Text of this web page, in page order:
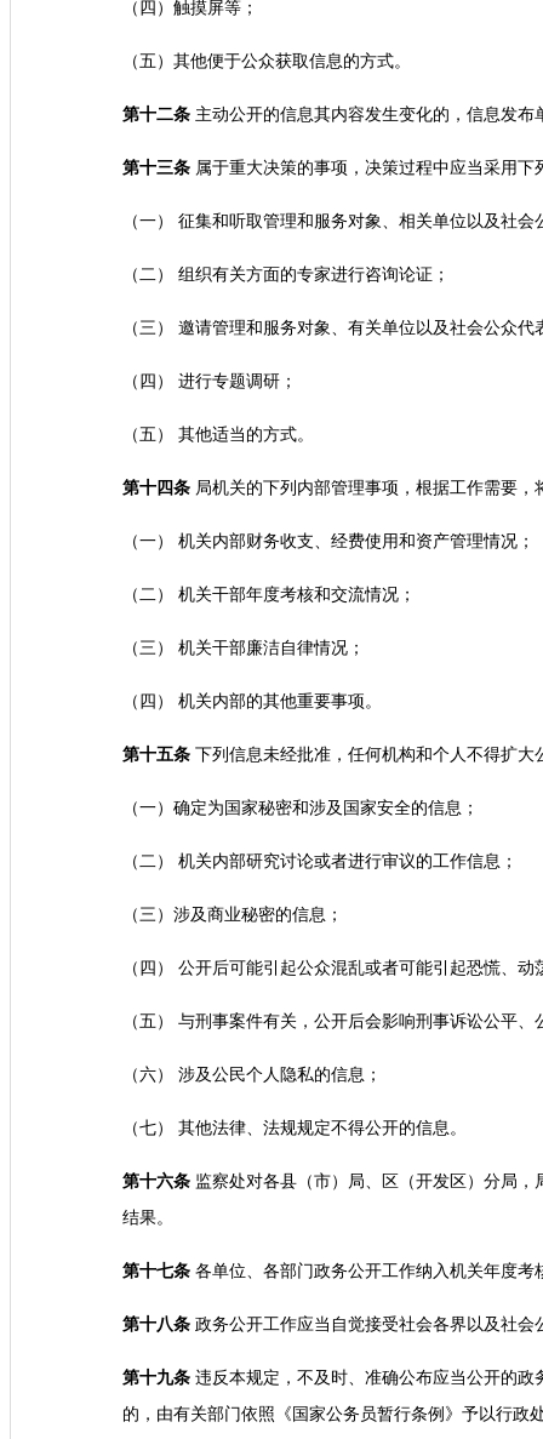
（四）触摸屏等；
（五）其他便于公众获取信息的方式。
第十二条 主动公开的信息其内容发生变化的，信息发
第十三条 属于重大决策的事项，决策过程中应当采用
（一） 征集和听取管理和服务对象、相关单位以及社
（二） 组织有关方面的专家进行咨询论证；
（三） 邀请管理和服务对象、有关单位以及社会公众
（四） 进行专题调研；
（五） 其他适当的方式。
第十四条 局机关的下列内部管理事项，根据工作需要
（一） 机关内部财务收支、经费使用和资产管理情况；
（二） 机关干部年度考核和交流情况；
（三） 机关干部廉洁自律情况；
（四） 机关内部的其他重要事项。
第十五条 下列信息未经批准，任何机构和个人不得扩
（一）确定为国家秘密和涉及国家安全的信息；
（二） 机关内部研究讨论或者进行审议的工作信息；
（三）涉及商业秘密的信息；
（四） 公开后可能引起公众混乱或者可能引起恐慌、动
（五） 与刑事案件有关，公开后会影响刑事诉讼公平、
（六） 涉及公民个人隐私的信息；
（七） 其他法律、法规规定不得公开的信息。
第十六条 监察处对各县（市）局、区（开发区）分局
结果。
第十七条 各单位、各部门政务公开工作纳入机关年度
第十八条 政务公开工作应当自觉接受社会各界以及社
第十九条 违反本规定，不及时、准确公布应当公开的
的，由有关部门依照《国家公务员暂行条例》予以行政